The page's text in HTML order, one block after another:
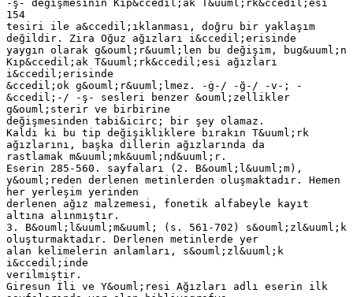
-ş- değişmesinin Kıp&ccedil;ak T&uuml;rk&ccedil;esi
154
tesiri ile a&ccedil;ıklanması, doğru bir yaklaşım
değildir. Zira Oğuz ağızları i&ccedil;erisinde
yaygın olarak g&ouml;r&uuml;len bu değişim, bug&uuml;n
Kıp&ccedil;ak T&uuml;rk&ccedil;esi ağızları
i&ccedil;erisinde
&ccedil;ok g&ouml;r&uuml;lmez. -ġ-/ -ğ-/ -v-; -
&ccedil;-/ -ş- sesleri benzer &ouml;zellikler
g&ouml;sterir ve birbirine
değişmesinden tabi&icirc; bir şey olamaz.
Kaldı ki bu tip değişikliklere bırakın T&uuml;rk
ağızlarını, başka dillerin ağızlarında da
rastlamak m&uuml;mk&uuml;nd&uuml;r.
Eserin 285-560. sayfaları (2. B&ouml;l&uuml;m),
y&ouml;reden derlenen metinlerden oluşmaktadır. Hemen
her yerleşim yerinden
derlenen ağız malzemesi, fonetik alfabeyle kayıt
altına alınmıştır.
3. B&ouml;l&uuml;m&uuml; (s. 561-702) s&ouml;zl&uuml;k
oluşturmaktadır. Derlenen metinlerde yer
alan kelimelerin anlamları, s&ouml;zl&uuml;k
i&ccedil;inde
verilmiştir.
Giresun İli ve Y&ouml;resi Ağızları adlı eserin ilk